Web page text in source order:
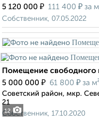
5 120 000 ₽ 111 400 ₽ за
Собственник, 07.05.2022
12
Помещение свободного
5 000 000 ₽ 61 800 ₽ за
Советский район, мкр.
21
Собственник, 17.10.2020